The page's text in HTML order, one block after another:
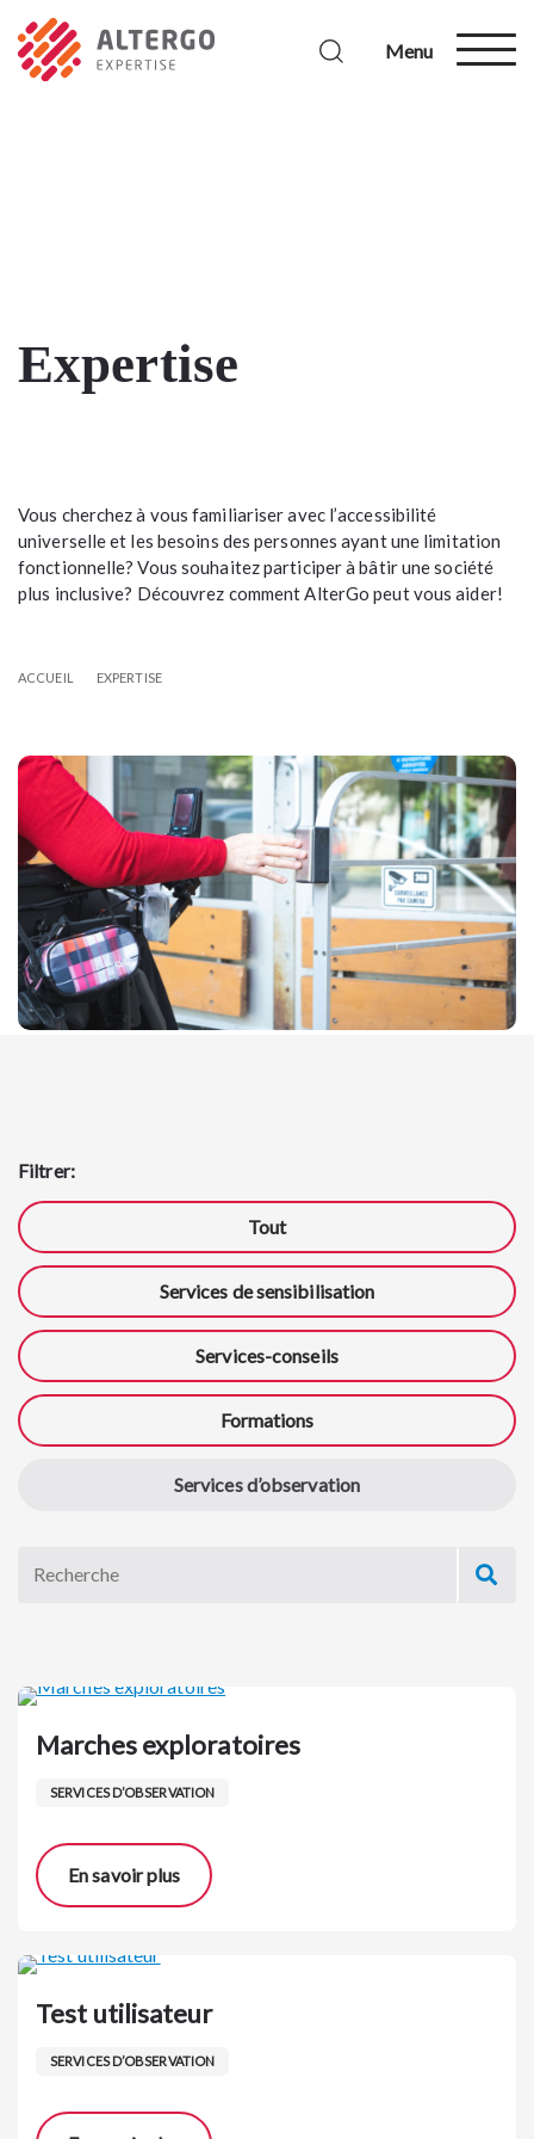
Menu
Expertise
Vous cherchez à vous familiariser avec l’accessibilité
universelle et les besoins des personnes ayant une limitation
fonctionnelle? Vous souhaitez participer à bâtir une société
plus inclusive? Découvrez comment AlterGo peut vous aider!
ACCUEIL EXPERTISE
Filtrer:
Tout
Services de sensibilisation
Services-conseils
Formations
Services d’observation
Marches exploratoires
SERVICES D’OBSERVATION
En savoir plus
Test utilisateur
SERVICES D’OBSERVATION